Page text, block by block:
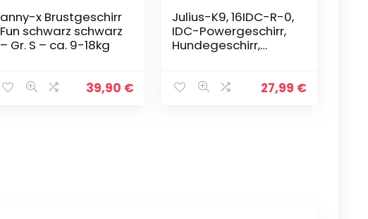
anny-x Brustgeschirr
Fun schwarz schwarz
– Gr. S – ca. 9-18kg
39,90 €
Julius-K9, 16IDC-R-0,
IDC-Powergeschirr,
Hundegeschirr,
27,99 €